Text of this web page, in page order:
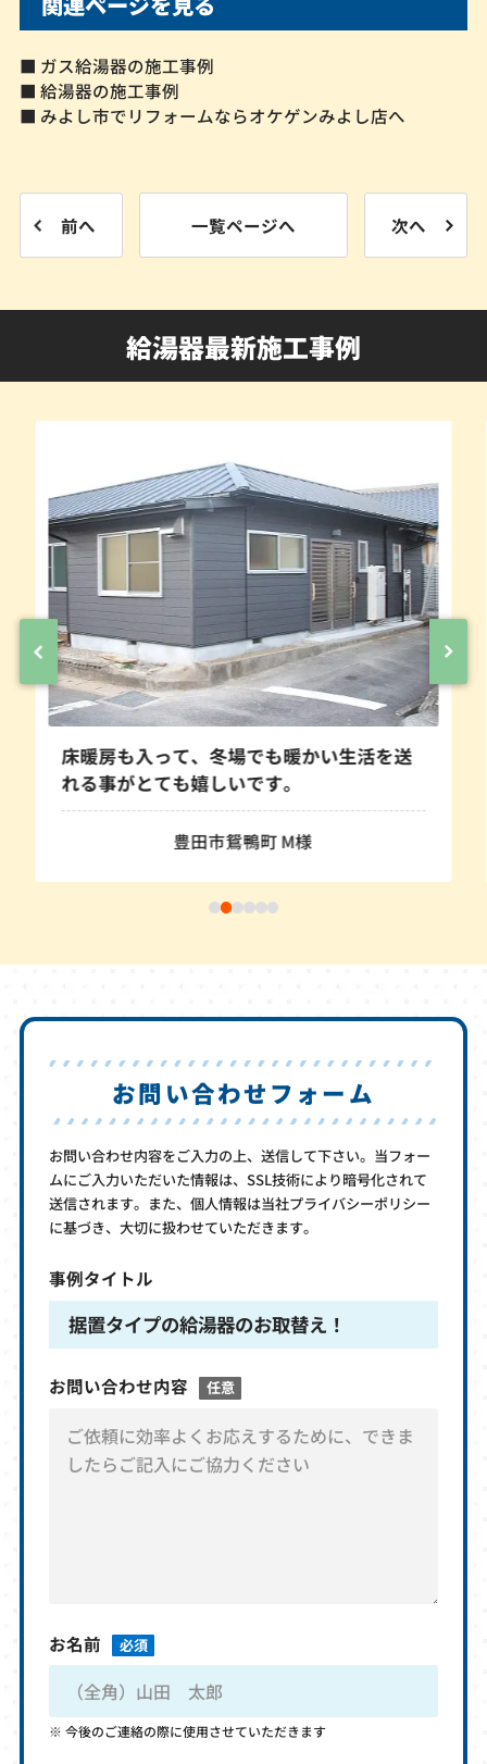
■ ガス給湯器の施工事例
■ 給湯器の施工事例
■ みよし市でリフォームならオケゲンみよし店へ
前へ 一覧ページへ 次へ
給湯器最新施工事例
床暖房も入って、冬場でも暖かい生活を送
れる事がとても嬉しいです。
豊田市鴛鴨町 M様
お問い合わせフォーム
お問い合わせ内容をご入力の上、送信して下さい。当フォー
ムにご入力いただいた情報は、SSL技術により暗号化されて
送信されます。また、個人情報は当社プライバシーポリシー
に基づき、大切に扱わせていただきます。
事例タイトル
据置タイプの給湯器のお取替え！
お問い合わせ内容 任意
お名前 必須
今後のご連絡の際に使用させていただきます